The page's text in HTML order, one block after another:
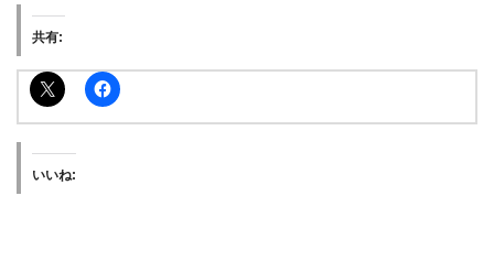
共有:
いいね: